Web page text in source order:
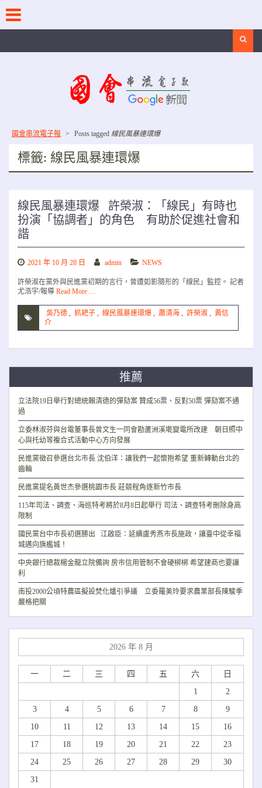
content
國會串流電子報 > Posts tagged 線民風暴連環爆
標籤: 線民風暴連環爆
線民風暴連環爆 許榮淑：「線民」有時也
扮演「協調者」的角色 有助於促進社會和
諧
2021 年 10 月 28 日 admin NEWS
許榮淑在黨外與民進黨初期的言行，曾遭如影隨形的「線民」監控。 記者
尤浩宇/報導 Read More …
吳乃德 , 抓耙子 , 線民風暴連環爆 , 蕭清海 , 許榮淑 , 黃信
介
推薦
立法院19日舉行對總統賴清德的彈劾案 贊成56票、反對50票 彈劾案不通
過
立委林淑芬與台電董事長曾文生一同會勘蘆洲溪墘變電所改建 朝日照中
心與托幼等複合式活動中心方向發展
民進黨徵召參選台北市長 沈伯洋：讓我們一起懷抱希望 重新轉動台北的
齒輪
民進黨提名黃世杰參選桃園市長 莊競程角逐新竹市長
115年司法、調查、海巡特考將於8月8日起舉行 司法、調查特考刪除身高
限制
國民黨台中市長初選勝出 江啟臣：延續盧秀燕市長施政，讓臺中從幸福
城邁向旗艦城！
中央銀行總裁楊金龍立院備詢 房市信用管制不會硬梆梆 希望建商也要讓
利
南投2000公頃特農區擬設焚化爐引爭議 立委羅美玲要求農業部長陳駿季
嚴格把關
2026 年 8 月
一 二 三 四 五 六
日
1
2
3
4 5 6 7 8
9
10
11 12 13 14 15
16
17
18 19 20 21 22
23
24
25 26 27 28 29
30
31